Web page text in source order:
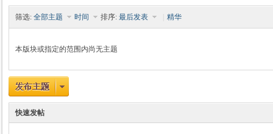
时
筛选: 全部主题 时间 排序: 最后发表 精华
本版块或指定的范围内尚无主题
快速发帖